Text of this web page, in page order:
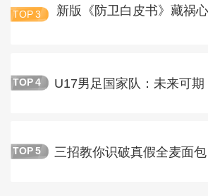
TOP 3 新版《防卫白皮书》藏祸心
TOP 4 U17男足国家队：未来可期
TOP 5 三招教你识破真假全麦面包